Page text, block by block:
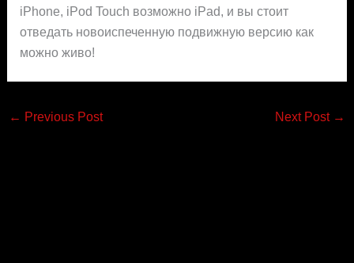
iPhone, iPod Touch возможно iPad, и вы стоит
отведать новоиспеченную подвижную версию как
можно живо!
← Previous Post Next Post →